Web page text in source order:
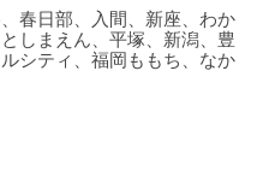
春日部、入間、新座、わか
しまえん、平塚、新潟、豊
シティ、福岡ももち、なか